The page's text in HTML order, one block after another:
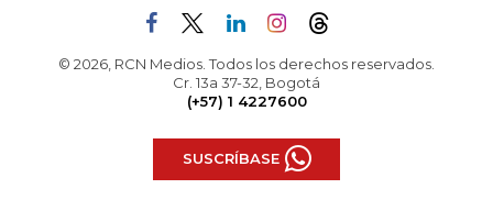
© 2026, RCN Medios. Todos los derechos reservados.
Cr. 13a 37-32, Bogotá
(+57) 1 4227600
SUSCRÍBASE